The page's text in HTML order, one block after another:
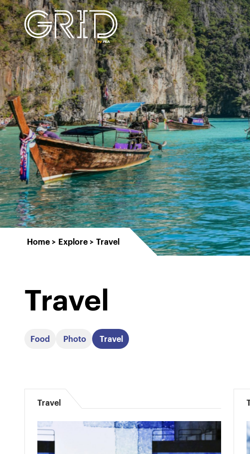
Home Explore Travel
Travel
Food Photo Travel
Travel